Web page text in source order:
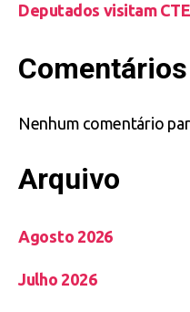
Deputados visitam
Nenhum comentário
Arquivo
Agosto 2026
Julho 2026